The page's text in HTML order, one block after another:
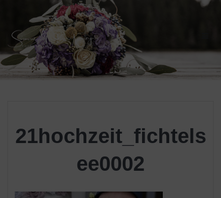
Skip
to
content
21hochzeit_fichtels
ee0002